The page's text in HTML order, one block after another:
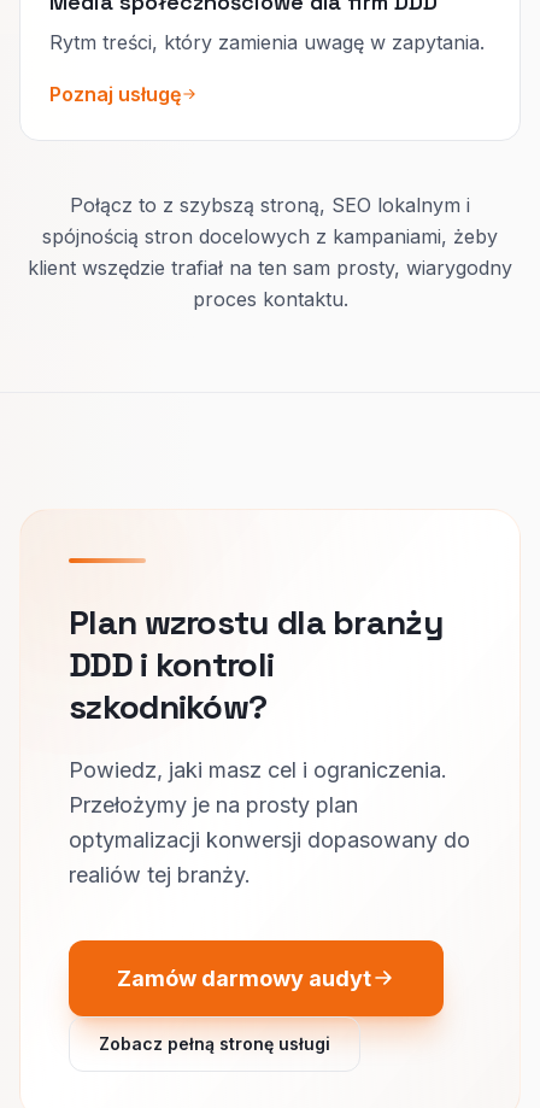
Rytm treści, który zamienia uwagę w zapytania.
Poznaj usługę
Połącz to z szybszą stroną, SEO lokalnym i
spójnością stron docelowych z kampaniami, żeby
klient wszędzie trafiał na ten sam prosty, wiarygodny
proces kontaktu.
Plan wzrostu dla branży
DDD i kontroli
szkodników?
Powiedz, jaki masz cel i ograniczenia.
Przełożymy je na prosty plan
optymalizacji konwersji dopasowany do
realiów tej branży.
Zamów darmowy audyt
Zobacz pełną stronę usługi